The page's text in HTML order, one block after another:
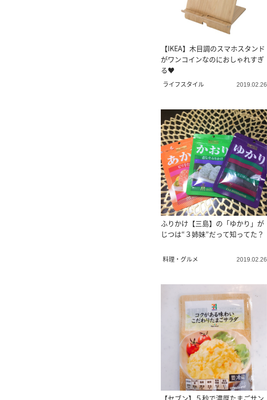
【IKEA】木目調のスマホスタンド
がワンコインなのにおしゃれすぎ
る♥
ライフスタイル 2019.02.26
ふりかけ【三島】の「ゆかり」が
じつは“３姉妹”だって知ってた？
料理・グルメ 2019.02.26